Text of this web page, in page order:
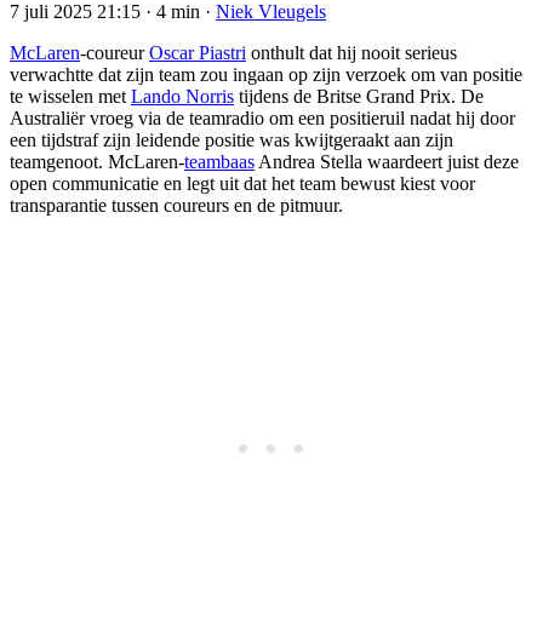
7 juli 2025 21:15 · 4 min · Niek Vleugels
McLaren-coureurOscar Piastri onthult dat hij nooit serieus
verwachtte dat zijn team zou ingaan op zijn verzoek om van positie
te wisselen met Lando Norris tijdens de Britse Grand Prix. De
Australiër vroeg via de teamradio om een positieruil nadat hij door
een tijdstraf zijn leidende positie was kwijtgeraakt aan zijn
teamgenoot. McLaren-teambaas Andrea Stella waardeert juist deze
open communicatie en legt uit dat het team bewust kiest voor
transparantie tussen coureurs en de pitmuur.